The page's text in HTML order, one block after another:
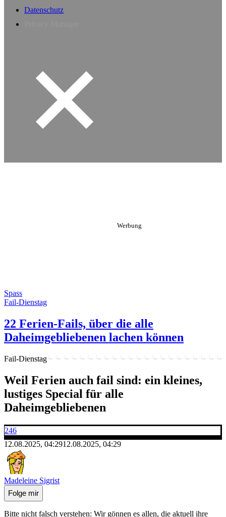
Datenschutz
Spass
Fail-Dienstag
22 Ferien-Fails, über die alle
Daheimgebliebenen lachen können
Fail-Dienstag
Weil Ferien auch fail sind: ein kleines,
lustiges Special für alle
Daheimgebliebenen
246
12.08.2025, 04:2912.08.2025, 04:29
Madeleine Sigrist
Folge mir
Bitte nicht falsch verstehen: Wir gönnen es allen, die aktuell ihre